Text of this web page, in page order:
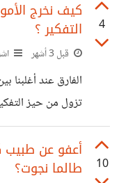
لأبي. قدر أبي
لأن ما فعلته ليس
المستشفى بعدما
4
كيف نخرج
التفكير ؟
قبل 3 أشهر
الفارق عند أغلبنا
تزول من حيز
فصل الصيف بمجرد
تلتصق
عقولنا للحد الذي
10
أعفو عن
طالما نجوت؟